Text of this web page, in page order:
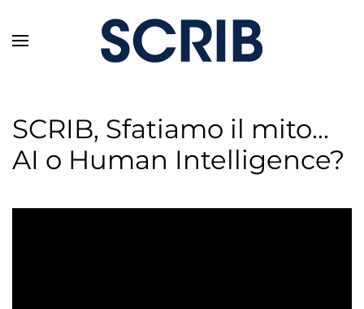
Skip to main content
SCRIB, Sfatiamo il mito...
AI o Human Intelligence?